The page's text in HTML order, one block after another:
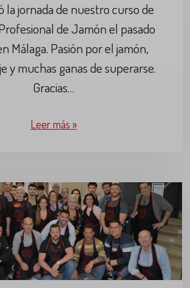
la jornada de nuestro curso de
de Jamón el pasado
Málaga. Pasión por el jamón,
y muchas ganas de superarse.
Gracias…
Leer más »